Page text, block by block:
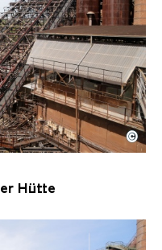
Hütte mit
Hütte | Karl
©
Hütte